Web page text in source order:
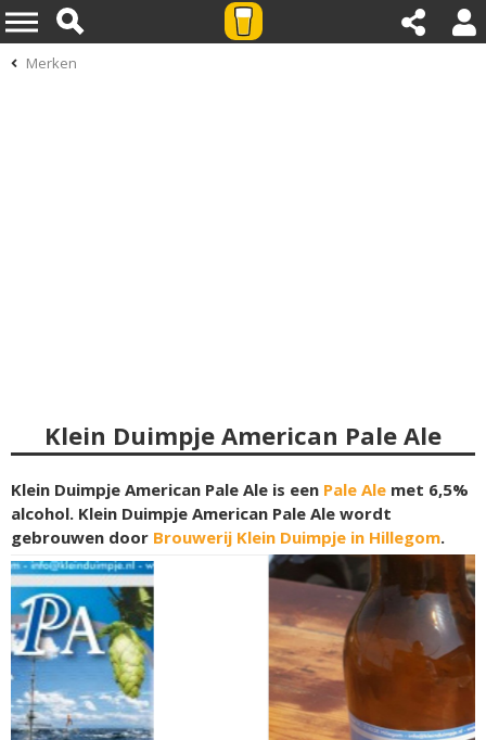
Merken
Klein Duimpje American Pale Ale
Klein Duimpje American Pale Ale is een Pale Ale met 6,5%
alcohol. Klein Duimpje American Pale Ale wordt
gebrouwen door Brouwerij Klein Duimpje in Hillegom.